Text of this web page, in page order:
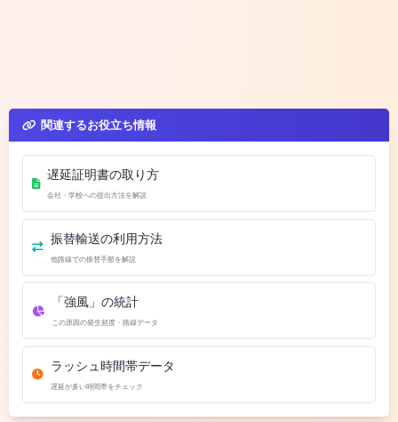
関連するお役立ち情報
遅延証明書の取り方
会社・学校への提出方法を解説
振替輸送の利用方法
他路線での振替手順を解説
「強風」の統計
この原因の発生頻度・路線データ
ラッシュ時間帯データ
遅延が多い時間帯をチェック